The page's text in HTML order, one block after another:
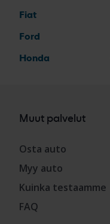
Fiat
Ford
Honda
Muut palvelut
Osta auto
Myy auto
Kuinka testaamme
FAQ